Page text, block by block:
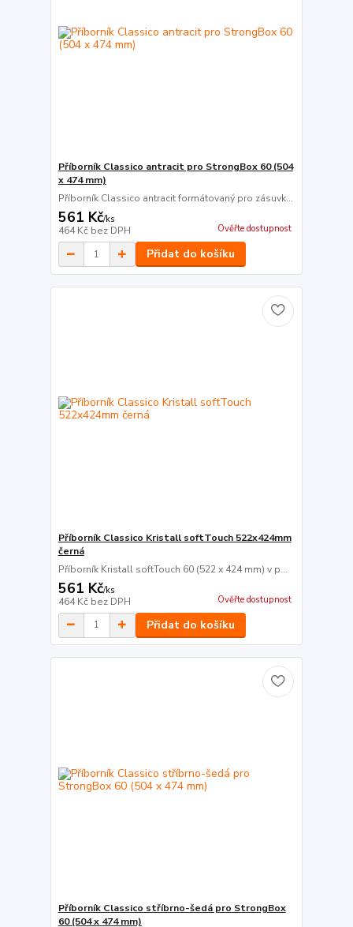
Příborník Classico antracit pro StrongBox 60 (504
x 474 mm)
Příborník Classico antracit formátovaný pro zásuvk...
561 Kč/ks
464 Kč bez DPH Ověřte dostupnost
Přidat do košíku
Příborník Classico Kristall softTouch 522x424mm
černá
Příborník Kristall softTouch 60 (522 x 424 mm) v p...
561 Kč/ks
464 Kč bez DPH Ověřte dostupnost
Přidat do košíku
Příborník Classico stříbrno-šedá pro StrongBox
60 (504 x 474 mm)